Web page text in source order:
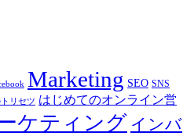
Marketing SEO SNS
リセツ はじめてのオンライン営
ケティング インバ